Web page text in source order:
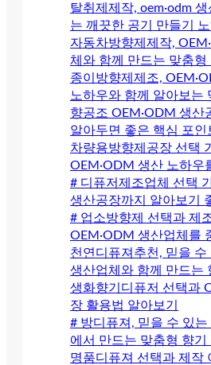
탈취제제작, oem·odm
는 깨끗한 공기 만들기
자동차방향제제작,
체와 함께 만드는 맞춤형
종이방향제제조,
노하우와 함께 알아보는
향공조 OEM·ODM 생산
알아두면 좋은 핵심 포인
차량용방향제공장 선택
OEM·ODM 생산 노하우
# 디퓨저제조업체 선택
생산공장까지 알아보기
# 업소방향제 선택과 제
OEM·ODM 생산업체를
천연디퓨져추천, 믿을 수
생산업체와 함께 만드는
생화향기디퓨저 선택과
장 활용법 알아보기
# 방디퓨져, 믿을 수 있는
에서 만드는 맞춤형 향기
명품디퓨져 선택과 제작